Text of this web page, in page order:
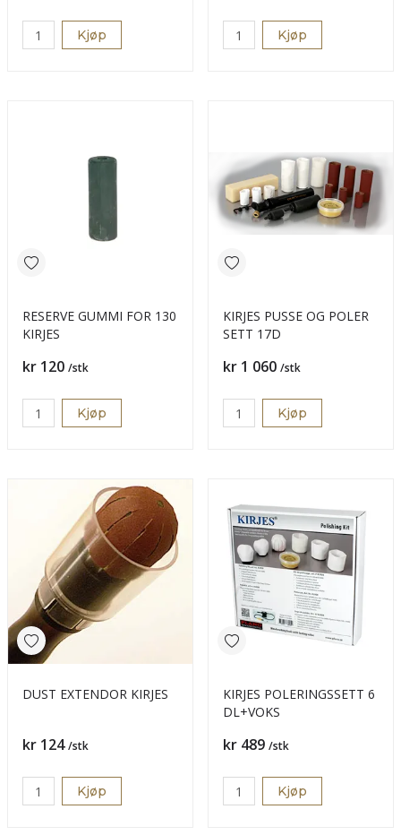
Kjøp Kjøp
RESERVE GUMMI FOR 130
KIRJES
Pris
kr 120 /stk
Kjøp
KIRJES PUSSE OG POLER
SETT 17D
Pris
kr 1 060 /stk
Kjøp
DUST EXTENDOR KIRJES
Pris
kr 124 /stk
Kjøp
KIRJES POLERINGSSETT 6
DL+VOKS
Pris
kr 489 /stk
Kjøp